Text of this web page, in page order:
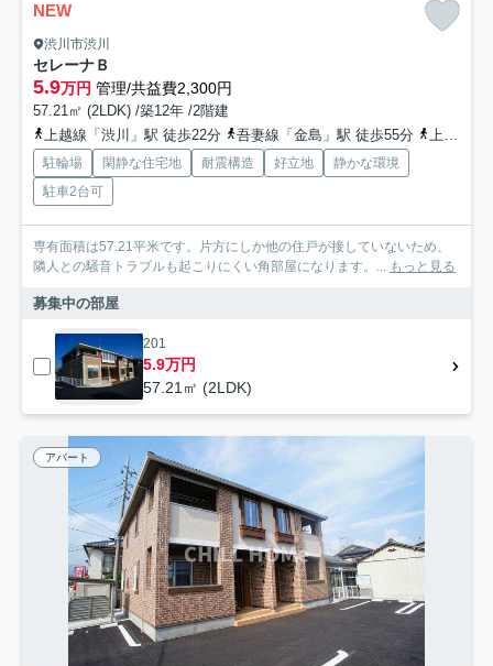
NEW
渋川市渋川
セレーナＢ
5.9万円 管理/共益費2,300円
57.21㎡ (2LDK) /築12年 /2階建
上越線「渋川」駅 徒歩22分
吾妻線「金島」駅 徒歩55分 上越線「八木原」駅 徒歩66分
駐輪場 閑静な住宅地 耐震構造 好立地
静かな環境
駐車2台可
専有面積は57.21平米です。片方にしか他の住戸が接していないため、
隣人との騒音トラブルも起こりにくい角部屋になります。... もっと見る
募集中の部屋
201
5.9万円
57.21㎡ (2LDK)
アパート